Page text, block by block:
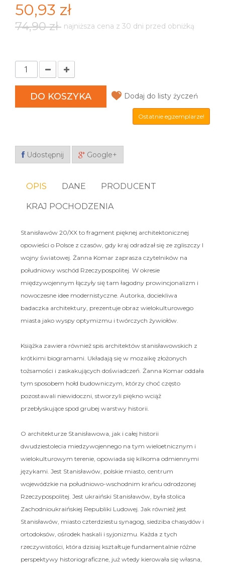
50,93 zł
74,90 zł najniższa cena z 30 dni przed obniżką
DO KOSZYKA Dodaj do listy życzeń
Ostatnie egzemplarze!
Udostępnij Google+
OPIS DANE PRODUCENT
KRAJ POCHODZENIA
Stanisławów 20/XX to fragment pięknej architektonicznej
opowieści o Polsce z czasów, gdy kraj odradzał się ze zgliszczy I
wojny światowej. Żanna Komar zaprasza czytelników na
południowy wschód Rzeczypospolitej. W okresie
międzywojennym łączyły się tam łagodny prowincjonalizm i
nowoczesne idee modernistyczne. Autorka, dociekliwa
badaczka architektury, prezentuje obraz wielokulturowego
miasta jako wyspy optymizmu i twórczych żywiołów.
Książka zawiera również spis architektów stanisławowskich z
krótkimi biogramami. Układają się w mozaikę złożonych
tożsamości i zaskakujących doświadczeń. Żanna Komar oddała
tym sposobem hołd budowniczym, którzy choć często
pozostawali niewidoczni, stworzyli piękno wciąż
przebłyskujące spod grubej warstwy historii.
O architekturze Stanisławowa, jak i całej historii
dwudziestolecia miedzywojennego na tym wieloetnicznym i
wielokulturowym terenie, opowiada się kilkoma odmiennymi
językami. Jest Stanisławów, polskie miasto, centrum
wojewódzkie na południowo-wschodnim krańcu odrodzonej
Rzeczypospolitej. Jest ukraiński Stanisławów, była stolica
Zachodnioukraińskiej Republiki Ludowej. Jak również jest
Stanisławów, miasto czterdziestu synagog, siedziba chasydów i
ortodoksów, ośrodek haskali i syjonizmu. Każda z tych
rzeczywistości, która dzisiaj kształtuje fundamentalnie różne
perspektywy historiograficzne, już wtedy kierowała się własna,